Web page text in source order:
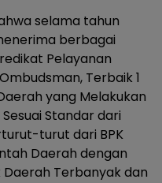
selama tahun
berbagai
Pelayanan
Terbaik 1
yang Melakukan
Standar dari
turut dari BPK
Daerah dengan
Daerah Terbanyak dan